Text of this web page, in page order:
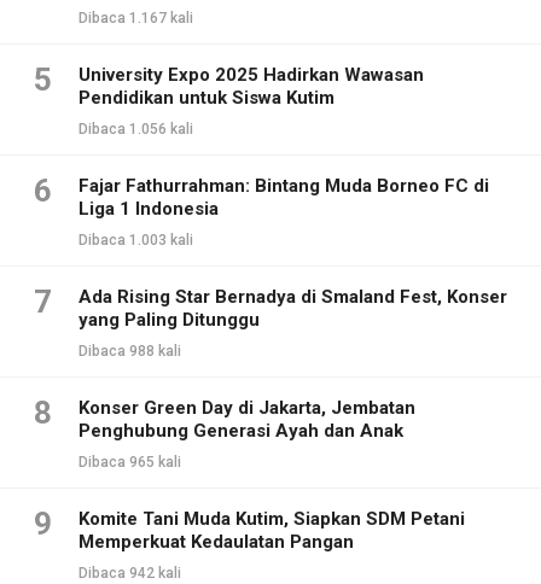
Dibaca 1.167 kali
5
University Expo 2025 Hadirkan Wawasan
Pendidikan untuk Siswa Kutim
Dibaca 1.056 kali
6
Fajar Fathurrahman: Bintang Muda Borneo FC di
Liga 1 Indonesia
Dibaca 1.003 kali
7
Ada Rising Star Bernadya di Smaland Fest, Konser
yang Paling Ditunggu
Dibaca 988 kali
8
Konser Green Day di Jakarta, Jembatan
Penghubung Generasi Ayah dan Anak
Dibaca 965 kali
9
Komite Tani Muda Kutim, Siapkan SDM Petani
Memperkuat Kedaulatan Pangan
Dibaca 942 kali